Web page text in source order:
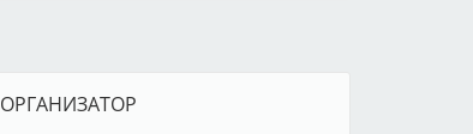
ОРГАНИЗАТОР